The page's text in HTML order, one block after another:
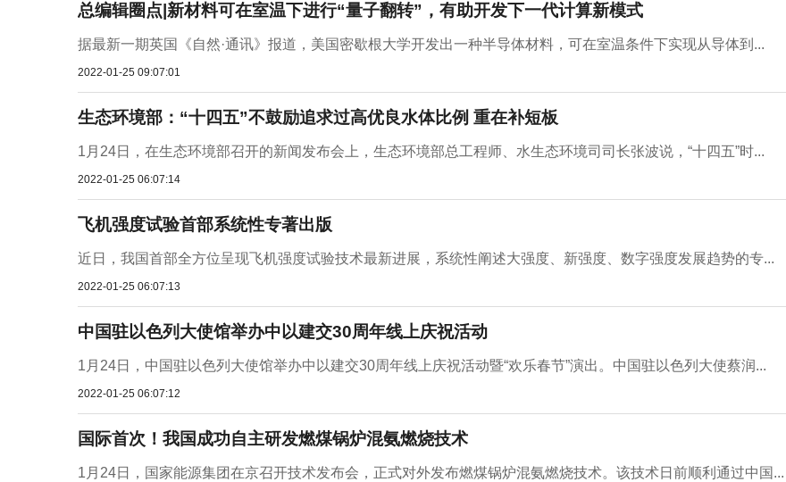
总编辑圈点|新材料可在室温下进行“量子翻转”，有助开发下一代计算新模式
据最新一期英国《自然·通讯》报道，美国密歇根大学开发出一种半导体材料，可在室温条件下实现从导体到...
2022-01-25 09:07:01
生态环境部：“十四五”不鼓励追求过高优良水体比例 重在补短板
1月24日，在生态环境部召开的新闻发布会上，生态环境部总工程师、水生态环境司司长张波说，“十四五”时...
2022-01-25 06:07:14
飞机强度试验首部系统性专著出版
近日，我国首部全方位呈现飞机强度试验技术最新进展，系统性阐述大强度、新强度、数字强度发展趋势的专...
2022-01-25 06:07:13
中国驻以色列大使馆举办中以建交30周年线上庆祝活动
1月24日，中国驻以色列大使馆举办中以建交30周年线上庆祝活动暨“欢乐春节”演出。中国驻以色列大使蔡润...
2022-01-25 06:07:12
国际首次！我国成功自主研发燃煤锅炉混氨燃烧技术
1月24日，国家能源集团在京召开技术发布会，正式对外发布燃煤锅炉混氨燃烧技术。该技术日前顺利通过中国...